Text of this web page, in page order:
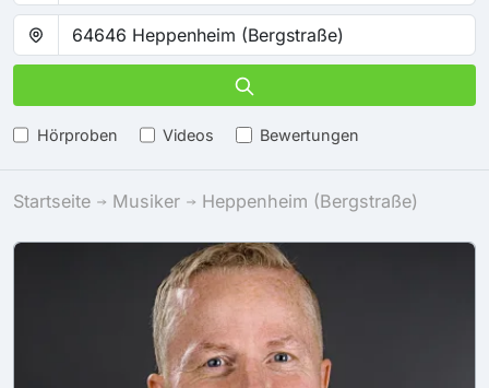
Hörproben Videos Bewertungen
Startseite Musiker Heppenheim (Bergstraße)